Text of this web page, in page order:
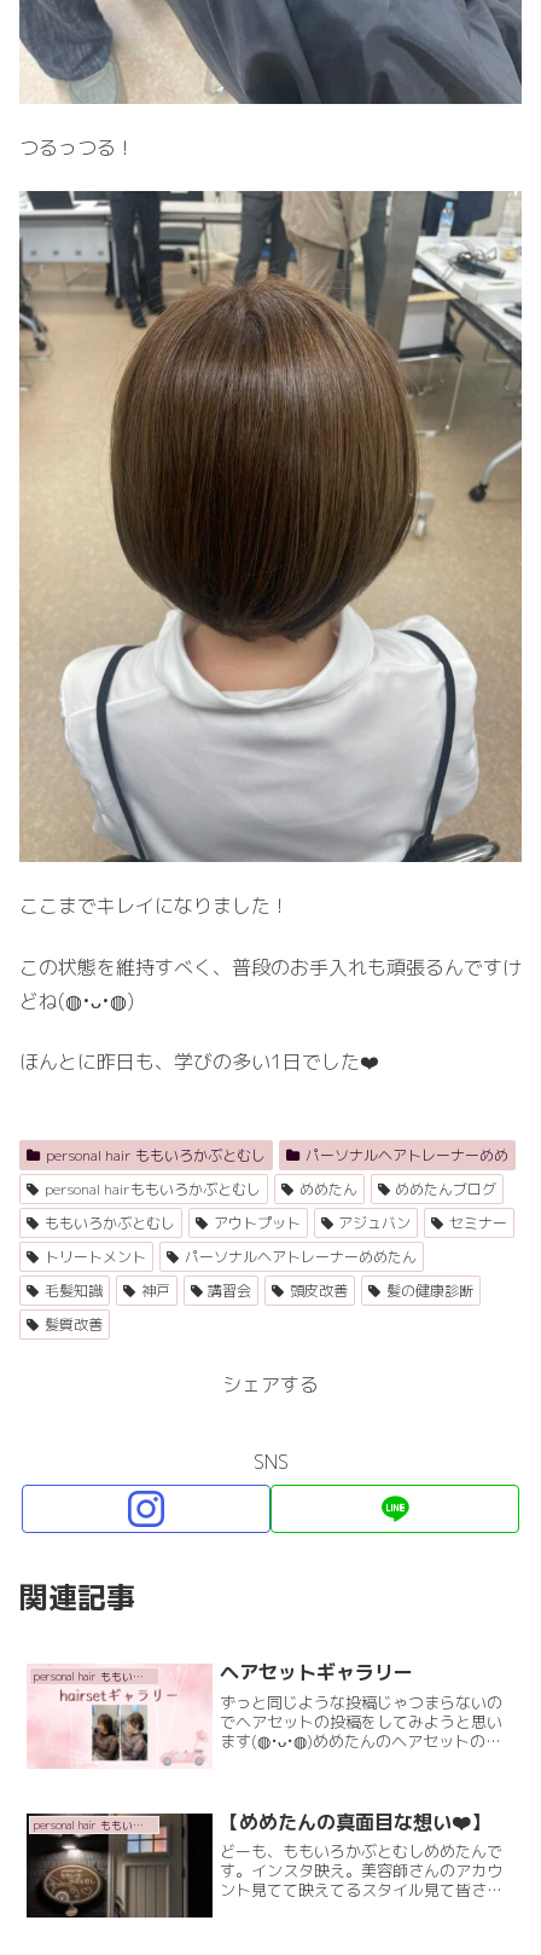
つるっつる！
ここまでキレイになりました！
この状態を維持すべく、普段のお手入れも頑張るんですけ
どね(⁠◍⁠•⁠ᴗ⁠•⁠◍⁠)
ほんとに昨日も、学びの多い1日でした❤️
personal hair ももいろかぶとむし
パーソナルヘアトレーナーめめ
personal hairももいろかぶとむし
めめたん
めめたんブログ
ももいろかぶとむし
アウトプット アジュバン
セミナー
トリートメント
パーソナルヘアトレーナーめめたん
毛髪知識
神戸 講習会 頭皮改善
髪の健康診断
髪質改善
シェアする
SNS
関連記事
personal hair ももいろかぶとむし ヘアセットギャラリー
ずっと同じような投稿じゃつまらないの
でヘアセットの投稿をしてみようと思い
ます(⁠◍⁠•⁠ᴗ⁠•⁠◍⁠)めめたんのヘアセットの歴
More
personal hair ももいろかぶとむし 【めめたんの真面目な想い❤️】
どーも、ももいろかぶとむしめめたんで
す。インスタ映え。美容師さんのアカウ
ント見てて映えてるスタイル見て皆さ